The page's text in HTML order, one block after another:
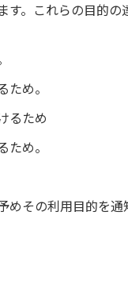
。これらの目的
め。
るため
め。
その利用目的を通